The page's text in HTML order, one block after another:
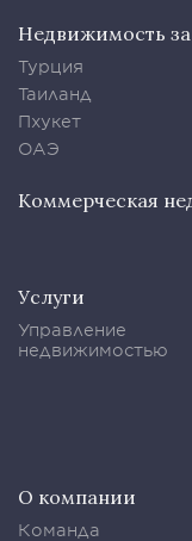
Недвижимость
Турция
Таиланд
Пхукет
ОАЭ
Коммерческая
Услуги
Управление
недвижимостью
О компании
Команда